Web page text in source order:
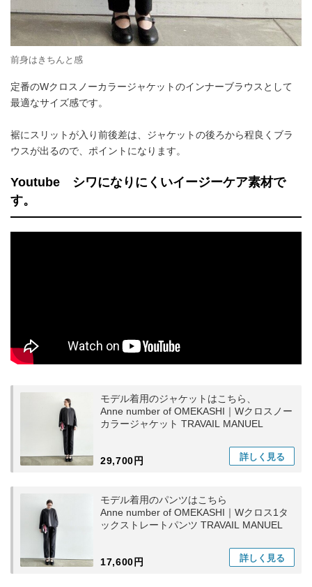
前身はきちんと感
定番のWクロスノーカラージャケットのインナーブラウスとして
最適なサイズ感です。
裾にスリットが入り前後差は、ジャケットの後ろから程良くブラ
ウスが出るので、ポイントになります。
Youtube シワになりにくいイージーケア素材で
す。
モデル着用のジャケットはこちら、
Anne number of OMEKASHI｜Wクロスノー
カラージャケット TRAVAIL MANUEL
29,700円 詳しく 見る
モデル着用のパンツはこちら
Anne number of OMEKASHI｜Wクロス1タ
ックストレートパンツ TRAVAIL MANUEL
17,600円 詳しく 見る